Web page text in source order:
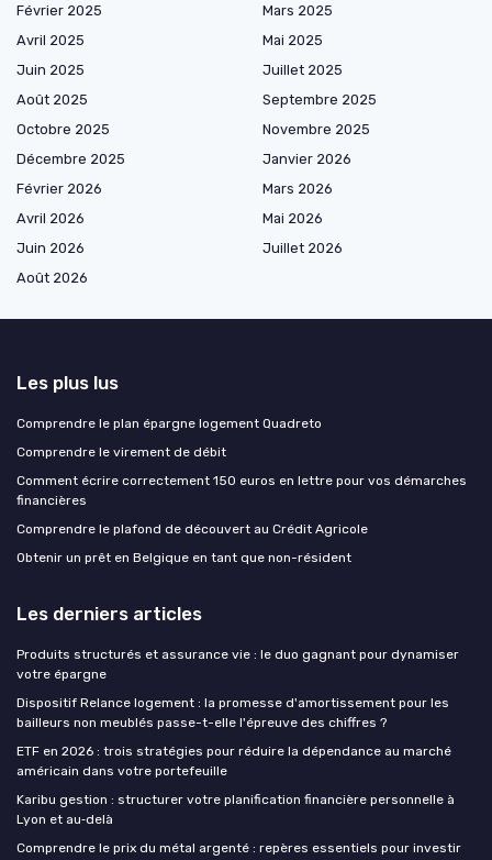
Février 2025
Mars 2025
Avril 2025
Mai 2025
Juin 2025
Juillet 2025
Août 2025
Septembre 2025
Octobre 2025
Novembre 2025
Décembre 2025
Janvier 2026
Février 2026
Mars 2026
Avril 2026
Mai 2026
Juin 2026
Juillet 2026
Août 2026
Les plus lus
Comprendre le plan épargne logement Quadreto
Comprendre le virement de débit
Comment écrire correctement 150 euros en lettre pour vos démarches
financières
Comprendre le plafond de découvert au Crédit Agricole
Obtenir un prêt en Belgique en tant que non-résident
Les derniers articles
Produits structurés et assurance vie : le duo gagnant pour dynamiser
votre épargne
Dispositif Relance logement : la promesse d'amortissement pour les
bailleurs non meublés passe-t-elle l'épreuve des chiffres ?
ETF en 2026 : trois stratégies pour réduire la dépendance au marché
américain dans votre portefeuille
Karibu gestion : structurer votre planification financière personnelle à
Lyon et au‑delà
Comprendre le prix du métal argenté : repères essentiels pour investir